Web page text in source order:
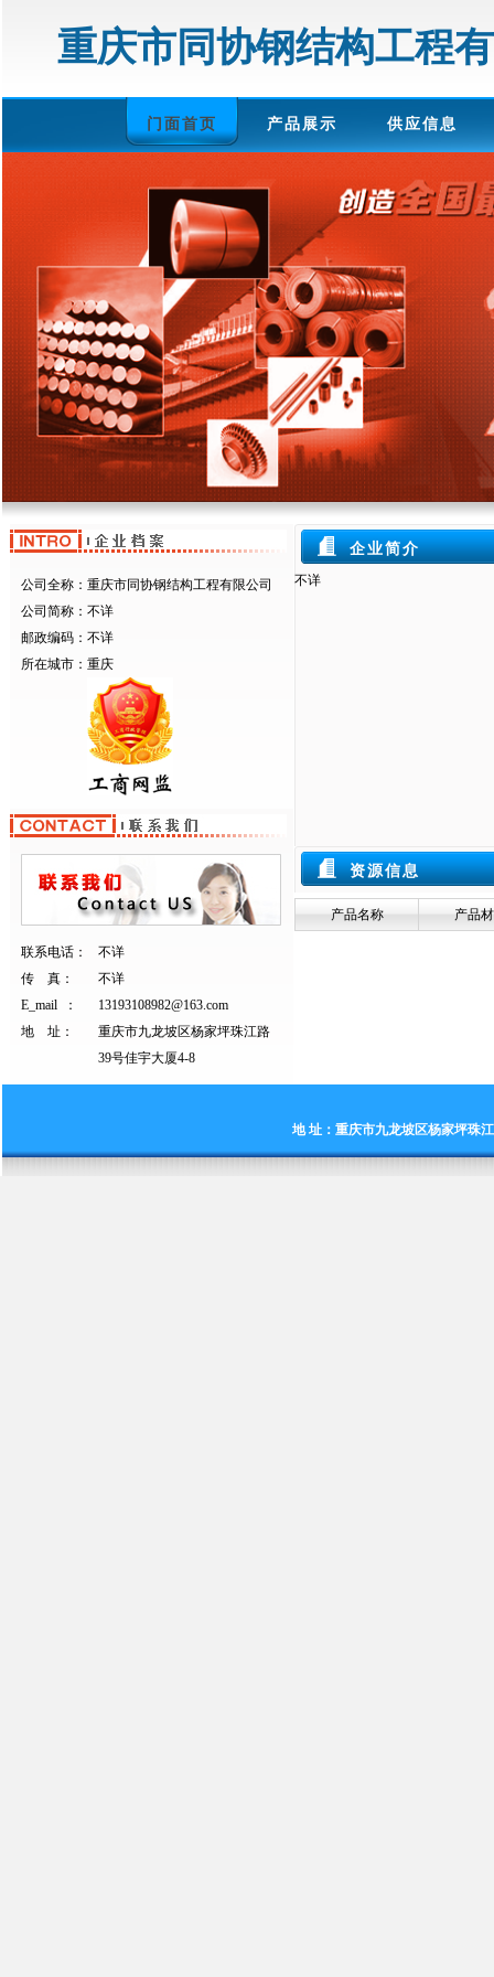
重庆市同协钢结构工程
门面首页 产品展示 供应信息
公司全称： 重庆市同协钢结构工程有限公司
公司简称： 不详
邮政编码： 不详
所在城市： 重庆
联系电话：
不详
传 真：
不详
E_mail ：
13193108982@163.com
地 址：
重庆市九龙坡区杨家坪珠江路
39号佳宇大厦4-8
企业简介
不详
资源信息
产品名称 产品
地 址：重庆市九龙坡区杨家坪珠